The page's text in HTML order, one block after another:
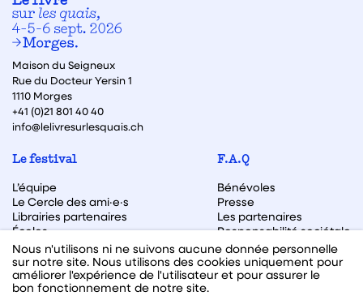
Maison du Seigneux
Rue du Docteur Yersin 1
1110 Morges
+41 (0)21 801 40 40
info@lelivresurlesquais.ch
Le festival
L’équipe
Le Cercle des ami·e·s
Librairies partenaires
Écoles
F.A.Q
Bénévoles
Presse
Les partenaires
Responsabilité sociétale
Archive des éditions
Archive des autrices et auteurs
Nous n'utilisons ni ne suivons aucune donnée personnelle
sur notre site. Nous utilisons des cookies uniquement pour
améliorer l'expérience de l'utilisateur et pour assurer le
bon fonctionnement de notre site.